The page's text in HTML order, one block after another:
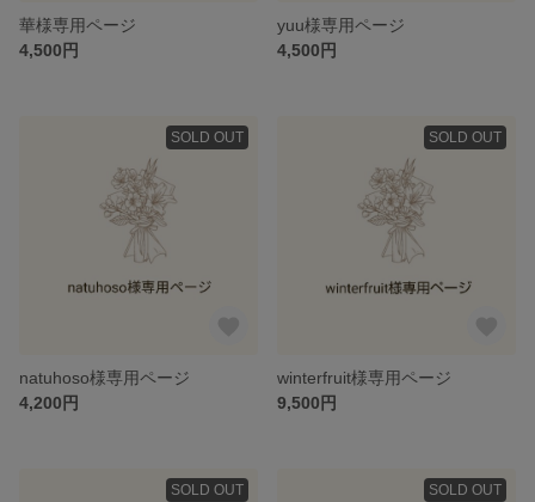
華様専用ページ
4,500円
yuu様専用ページ
4,500円
SOLD OUT
natuhoso様専用ページ
4,200円
SOLD OUT
winterfruit様専用ページ
9,500円
SOLD OUT SOLD OUT